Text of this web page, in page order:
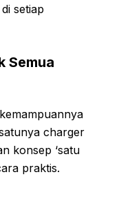
setiap
Semua
charger
konsep ‘satu
praktis.